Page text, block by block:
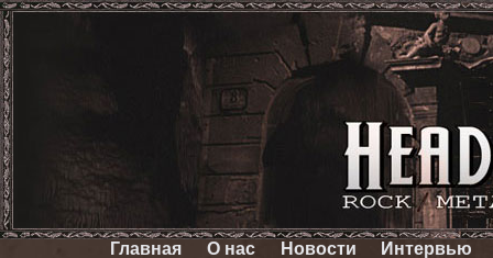
Главная О нас Новости Интервью